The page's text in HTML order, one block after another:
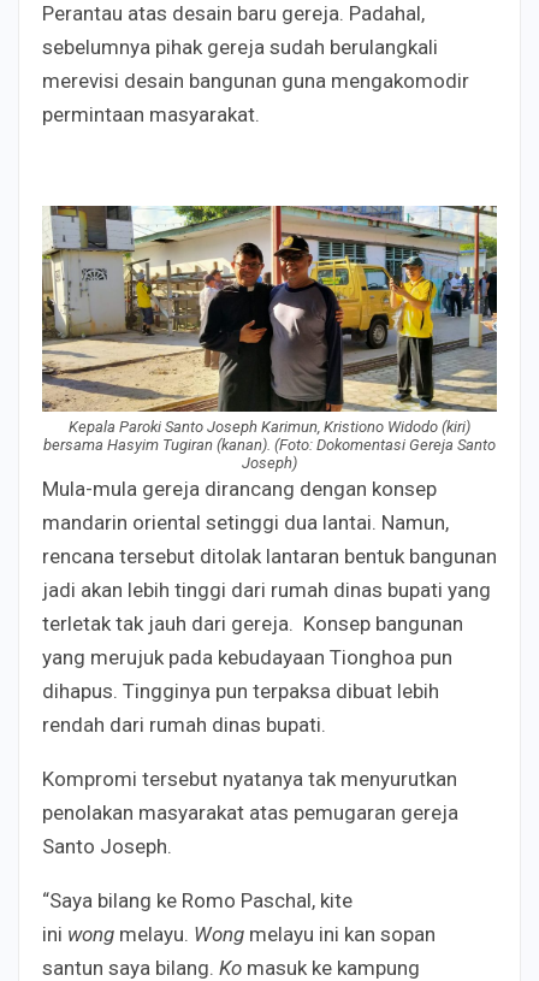
Perantau atas desain baru gereja. Padahal,
sebelumnya pihak gereja sudah berulangkali
merevisi desain bangunan guna mengakomodir
permintaan masyarakat.
Kepala Paroki Santo Joseph Karimun, Kristiono Widodo (kiri)
bersama Hasyim Tugiran (kanan). (Foto: Dokomentasi Gereja Santo
Joseph)
Mula-mula gereja dirancang dengan konsep
mandarin oriental setinggi dua lantai. Namun,
rencana tersebut ditolak lantaran bentuk bangunan
jadi akan lebih tinggi dari rumah dinas bupati yang
terletak tak jauh dari gereja. Konsep bangunan
yang merujuk pada kebudayaan Tionghoa pun
dihapus. Tingginya pun terpaksa dibuat lebih
rendah dari rumah dinas bupati.
Kompromi tersebut nyatanya tak menyurutkan
penolakan masyarakat atas pemugaran gereja
Santo Joseph.
“Saya bilang ke Romo Paschal, kite
ini wong melayu. Wong melayu ini kan sopan
santun saya bilang. Ko masuk ke kampung